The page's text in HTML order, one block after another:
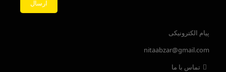
پیام الکترونیکی
nitaabzar@gmail.com
تماس با ما